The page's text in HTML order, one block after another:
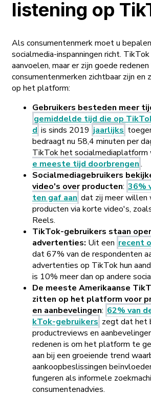
listening op
Als consumentenmerk moet u
socialmedia-inspanningen richt.
aanvoelen, maar er zijn goede
consumentenmerken zichtbaar zijn en
op het platform:
Gebruikers besteden meer
gemiddelde tijd die op
d is sinds 2019 jaarlijks
bedraagt nu 58,4 minuten per
TikTok het socialmediaplatform
e meeste tijd doorbrengen.
Socialmediagebruikers
video's over producten: 36%
ten gaf aan dat zij meer willen
producten via korte video's,
Reels.
TikTok-gebruikers staan
advertenties: Uit een recent
dat 67% van de respondenten
advertenties op TikTok hun
is 10% meer dan op andere
De meeste Amerikaanse
zitten op het platform voor
en aanbevelingen: 62% van
kTok-gebruikers zegt dat het
productreviews en
redenen is om het platform te
aan bij een groeiende trend
aankoopbeslissingen
fungeren als informele
consumentenadvies.